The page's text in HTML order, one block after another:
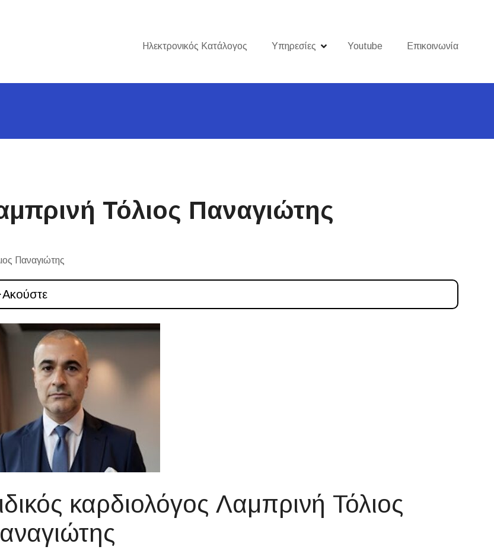
Ηλεκτρονικός Κατάλογος Υπηρεσίες Youtube Επικοινωνία
Τόλιος Παναγιώτης
Παναγιώτης
Ακούστε
καρδιολόγος Λαμπρινή Τόλιος